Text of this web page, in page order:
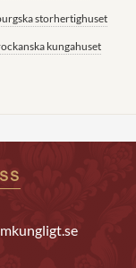
storhertighuset
kungahuset